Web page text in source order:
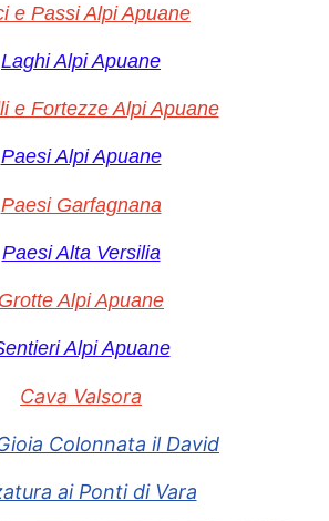
e Passi Alpi Apuane
Laghi Alpi Apuane
e Fortezze Alpi Apuane
Paesi Alpi Apuane
Paesi Garfagnana
Paesi Alta Versilia
Grotte Alpi Apuane
Alpi Apuane
Cava Valsora
Colonnata il David
ai Ponti di Vara